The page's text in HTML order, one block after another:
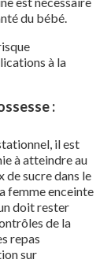
du bébé.
à la
:
il est
à atteindre au
de sucre dans le
femme enceinte
doit rester
de la
repas
sur